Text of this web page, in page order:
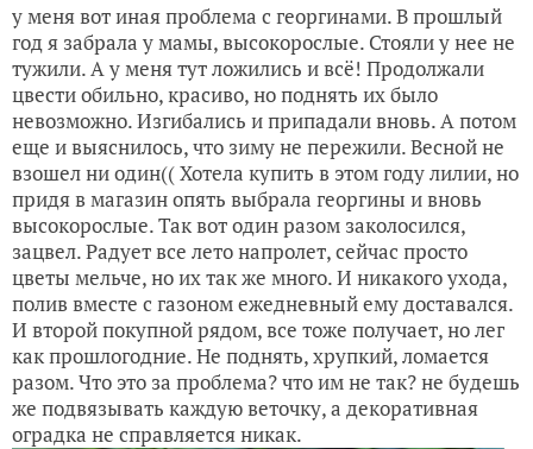
у меня вот иная проблема с георгинами. В прошлый
год я забрала у мамы, высокорослые. Стояли у нее не
тужили. А у меня тут ложились и всё! Продолжали
цвести обильно, красиво, но поднять их было
невозможно. Изгибались и припадали вновь. А потом
еще и выяснилось, что зиму не пережили. Весной не
взошел ни один(( Хотела купить в этом году лилии, но
придя в магазин опять выбрала георгины и вновь
высокорослые. Так вот один разом заколосился,
зацвел. Радует все лето напролет, сейчас просто
цветы мельче, но их так же много. И никакого ухода,
полив вместе с газоном ежедневный ему доставался.
И второй покупной рядом, все тоже получает, но лег
как прошлогодние. Не поднять, хрупкий, ломается
разом. Что это за проблема? что им не так? не будешь
же подвязывать каждую веточку, а декоративная
оградка не справляется никак.